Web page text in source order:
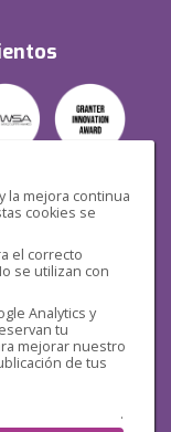
la mejora continua
cookies se
el correcto
se utilizan con
Analytics y
tu
mejorar nuestro
de tus
.